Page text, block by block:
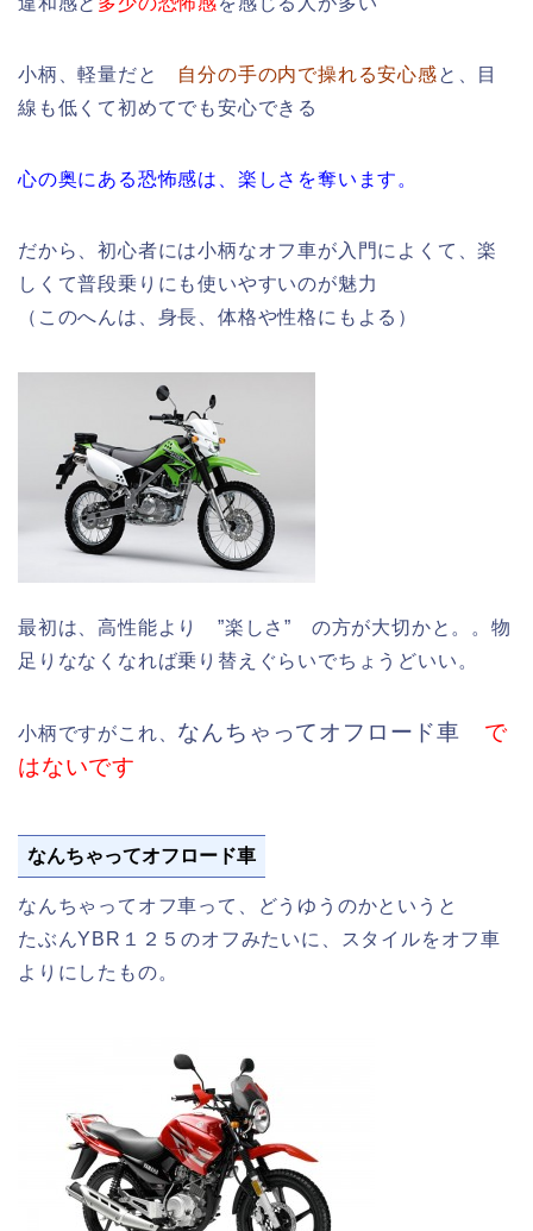
小柄、軽量だと 自分の手の内で操れる安心感と、目
線も低くて初めてでも安心できる
心の奥にある恐怖感は、楽しさを奪います。
だから、初心者には小柄なオフ車が入門によくて、楽
しくて普段乗りにも使いやすいのが魅力
（このへんは、身長、体格や性格にもよる）
最初は、高性能より ”楽しさ” の方が大切かと。。物
足りななくなれば乗り替えぐらいでちょうどいい。
小柄ですがこれ、 なんちゃってオフロード車 で
はないです
なんちゃってオフロード車
なんちゃってオフ車って、どうゆうのかというと
たぶんYBR１２５のオフみたいに、スタイルをオフ車
よりにしたもの。